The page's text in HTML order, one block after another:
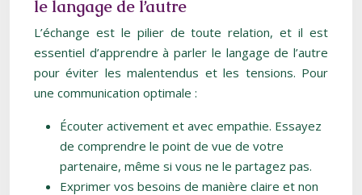
le langage de l’autre
L’échange est le pilier de toute relation, et il est
essentiel d’apprendre à parler le langage de l’autre
pour éviter les malentendus et les tensions. Pour
une communication optimale :
Écouter activement et avec empathie. Essayez
de comprendre le point de vue de votre
partenaire, même si vous ne le partagez pas.
Exprimer vos besoins de manière claire et non